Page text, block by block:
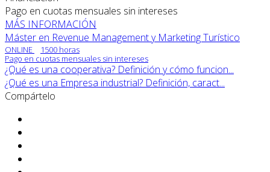
Pago en cuotas mensuales sin intereses
MÁS INFORMACIÓN
Máster en Revenue Management y Marketing Turístico
ONLINE
1500 horas
Pago en cuotas mensuales sin intereses
¿Qué es una cooperativa? Definición y cómo funcion...
¿Qué es una Empresa industrial? Definición, caract...
Compártelo